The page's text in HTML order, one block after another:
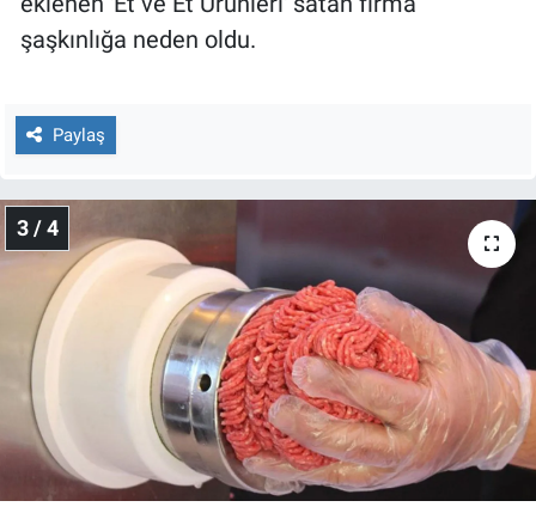
şaşkınlığa neden oldu.
Paylaş
3 / 4
Türkiye'nin Geleceği
Yerel Gündem
Canlı Yayın